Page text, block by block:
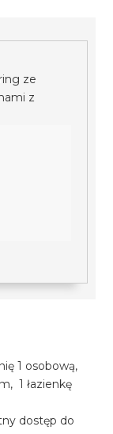
ze
z
1 osobową,
1 łazienkę
dostęp do